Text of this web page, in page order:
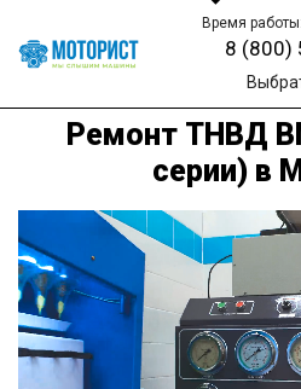
Время
8 (800)
Ремонт ТНВД
серии) в